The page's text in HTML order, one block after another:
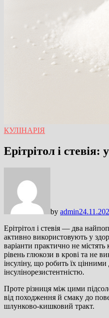
КУЛІНАРІЯ
Ерітрітол і стевія:
by admin
Ерітрітол і стевія — два
активно використовують у
варіанти практично не
рівень глюкози в крові та не
інсуліну, що робить їх
інсулінорезистентністю.
Проте різниця між цими
від походження й смаку до
шлунково-кишковий тракт.